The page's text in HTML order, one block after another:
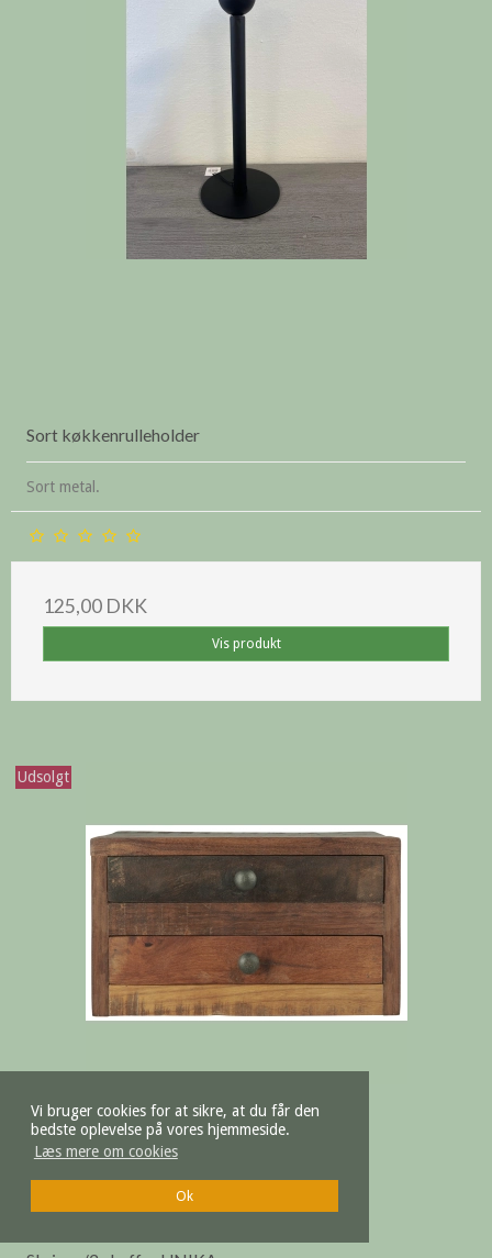
Vi bruger cookies for at sikre, at du får den
bedste oplevelse på vores hjemmeside.
Læs mere om cookies
Ok
Sort køkkenrulleholder
Sort metal.
125,00 DKK
Vis produkt
Udsolgt